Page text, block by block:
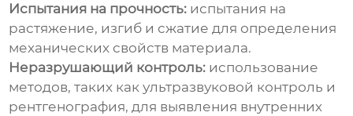
Испытания на прочность: испытания на
растяжение, изгиб и сжатие для определения
механических свойств материала.
Неразрушающий контроль: использование
методов, таких как ультразвуковой контроль и
рентгенография, для выявления внутренних